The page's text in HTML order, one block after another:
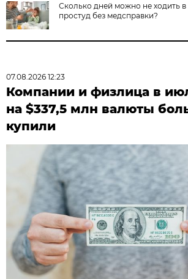
Сколько дней можно не ходить в
простуд без медсправки?
07.08.2026 12:23
Компании и физлица в
на $337,5 млн валюты
купили